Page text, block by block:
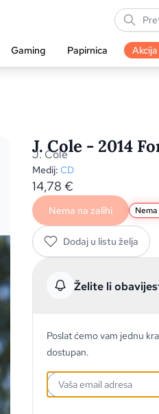
Gaming Papirnica Akcija
J. Cole - 2014
J. Cole
Medij: CD
14,78 €
Nema na zalihi
Dodaj u listu želja
Želite li
Poslat ćemo vam jednu
dostupan.